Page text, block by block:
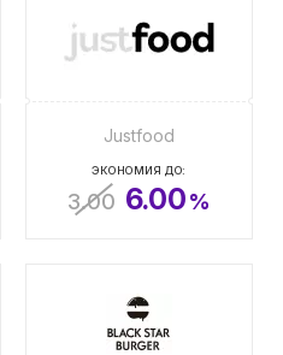
Justfood
ЭКОНОМИЯ ДО:
3.00 6.00%